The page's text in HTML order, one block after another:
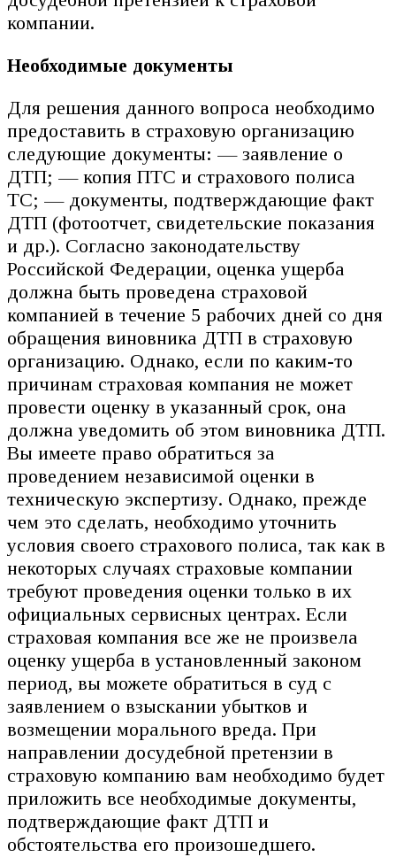
компании.
Необходимые документы
Для решения данного вопроса необходимо
предоставить в страховую организацию
следующие документы: — заявление о
ДТП; — копия ПТС и страхового полиса
ТС; — документы, подтверждающие факт
ДТП (фотоотчет, свидетельские показания
и др.). Согласно законодательству
Российской Федерации, оценка ущерба
должна быть проведена страховой
компанией в течение 5 рабочих дней со дня
обращения виновника ДТП в страховую
организацию. Однако, если по каким-то
причинам страховая компания не может
провести оценку в указанный срок, она
должна уведомить об этом виновника ДТП.
Вы имеете право обратиться за
проведением независимой оценки в
техническую экспертизу. Однако, прежде
чем это сделать, необходимо уточнить
условия своего страхового полиса, так как в
некоторых случаях страховые компании
требуют проведения оценки только в их
официальных сервисных центрах. Если
страховая компания все же не произвела
оценку ущерба в установленный законом
период, вы можете обратиться в суд с
заявлением о взыскании убытков и
возмещении морального вреда. При
направлении досудебной претензии в
страховую компанию вам необходимо будет
приложить все необходимые документы,
подтверждающие факт ДТП и
обстоятельства его произошедшего.